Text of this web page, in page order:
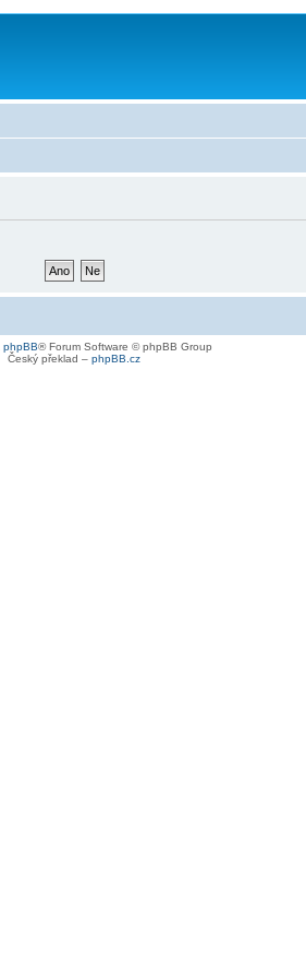
phpBB® Forum Software © phpBB Group
Český překlad – phpBB.cz